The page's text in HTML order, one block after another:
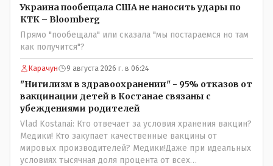
Назарбай волевым Указом РАСПУСТИЛ этот бунтарский
состав. Имя - Серикболсын Абдильдин вам знакомо -
юывший секретарь ЦК КП Казахстана , впоследствии -
депутат Верховного Совета и Мажлиса и Председатель
партии коммунстов- он в то время и после и причём
НЕОДНОКРАТНО, указывал и многократно на недостатки
Назарбая и предлагал ему самому ДОБРОВОЛЬНО уйти с
поста Президента.
Украина пообещала США не наносить удары по
КТК – Bloomberg
Прямо "пообещала" или сказала "мы постараемся но там
как получится"?
Карачун 9 августа 2026 г. в 06:24
"Нигилизм в здравоохранении" - 95% отказов от
вакцинации детей в Костанае связаны с
убеждениями родителей
Vlad Kostanai: Кто отвечает за условия хранения вакцин?
Медики! Кто закупает качественные вакцины от
мировых производителей? Медики!Даже при идеальных
условиях тысячная доля процента от всех